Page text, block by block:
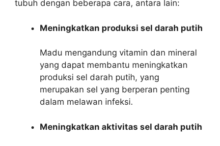
tubuh dengan beberapa cara, antara lain:
Meningkatkan produksi sel darah putih
Madu mengandung vitamin dan mineral
yang dapat membantu meningkatkan
produksi sel darah putih, yang
merupakan sel yang berperan penting
dalam melawan infeksi.
Meningkatkan aktivitas sel darah putih